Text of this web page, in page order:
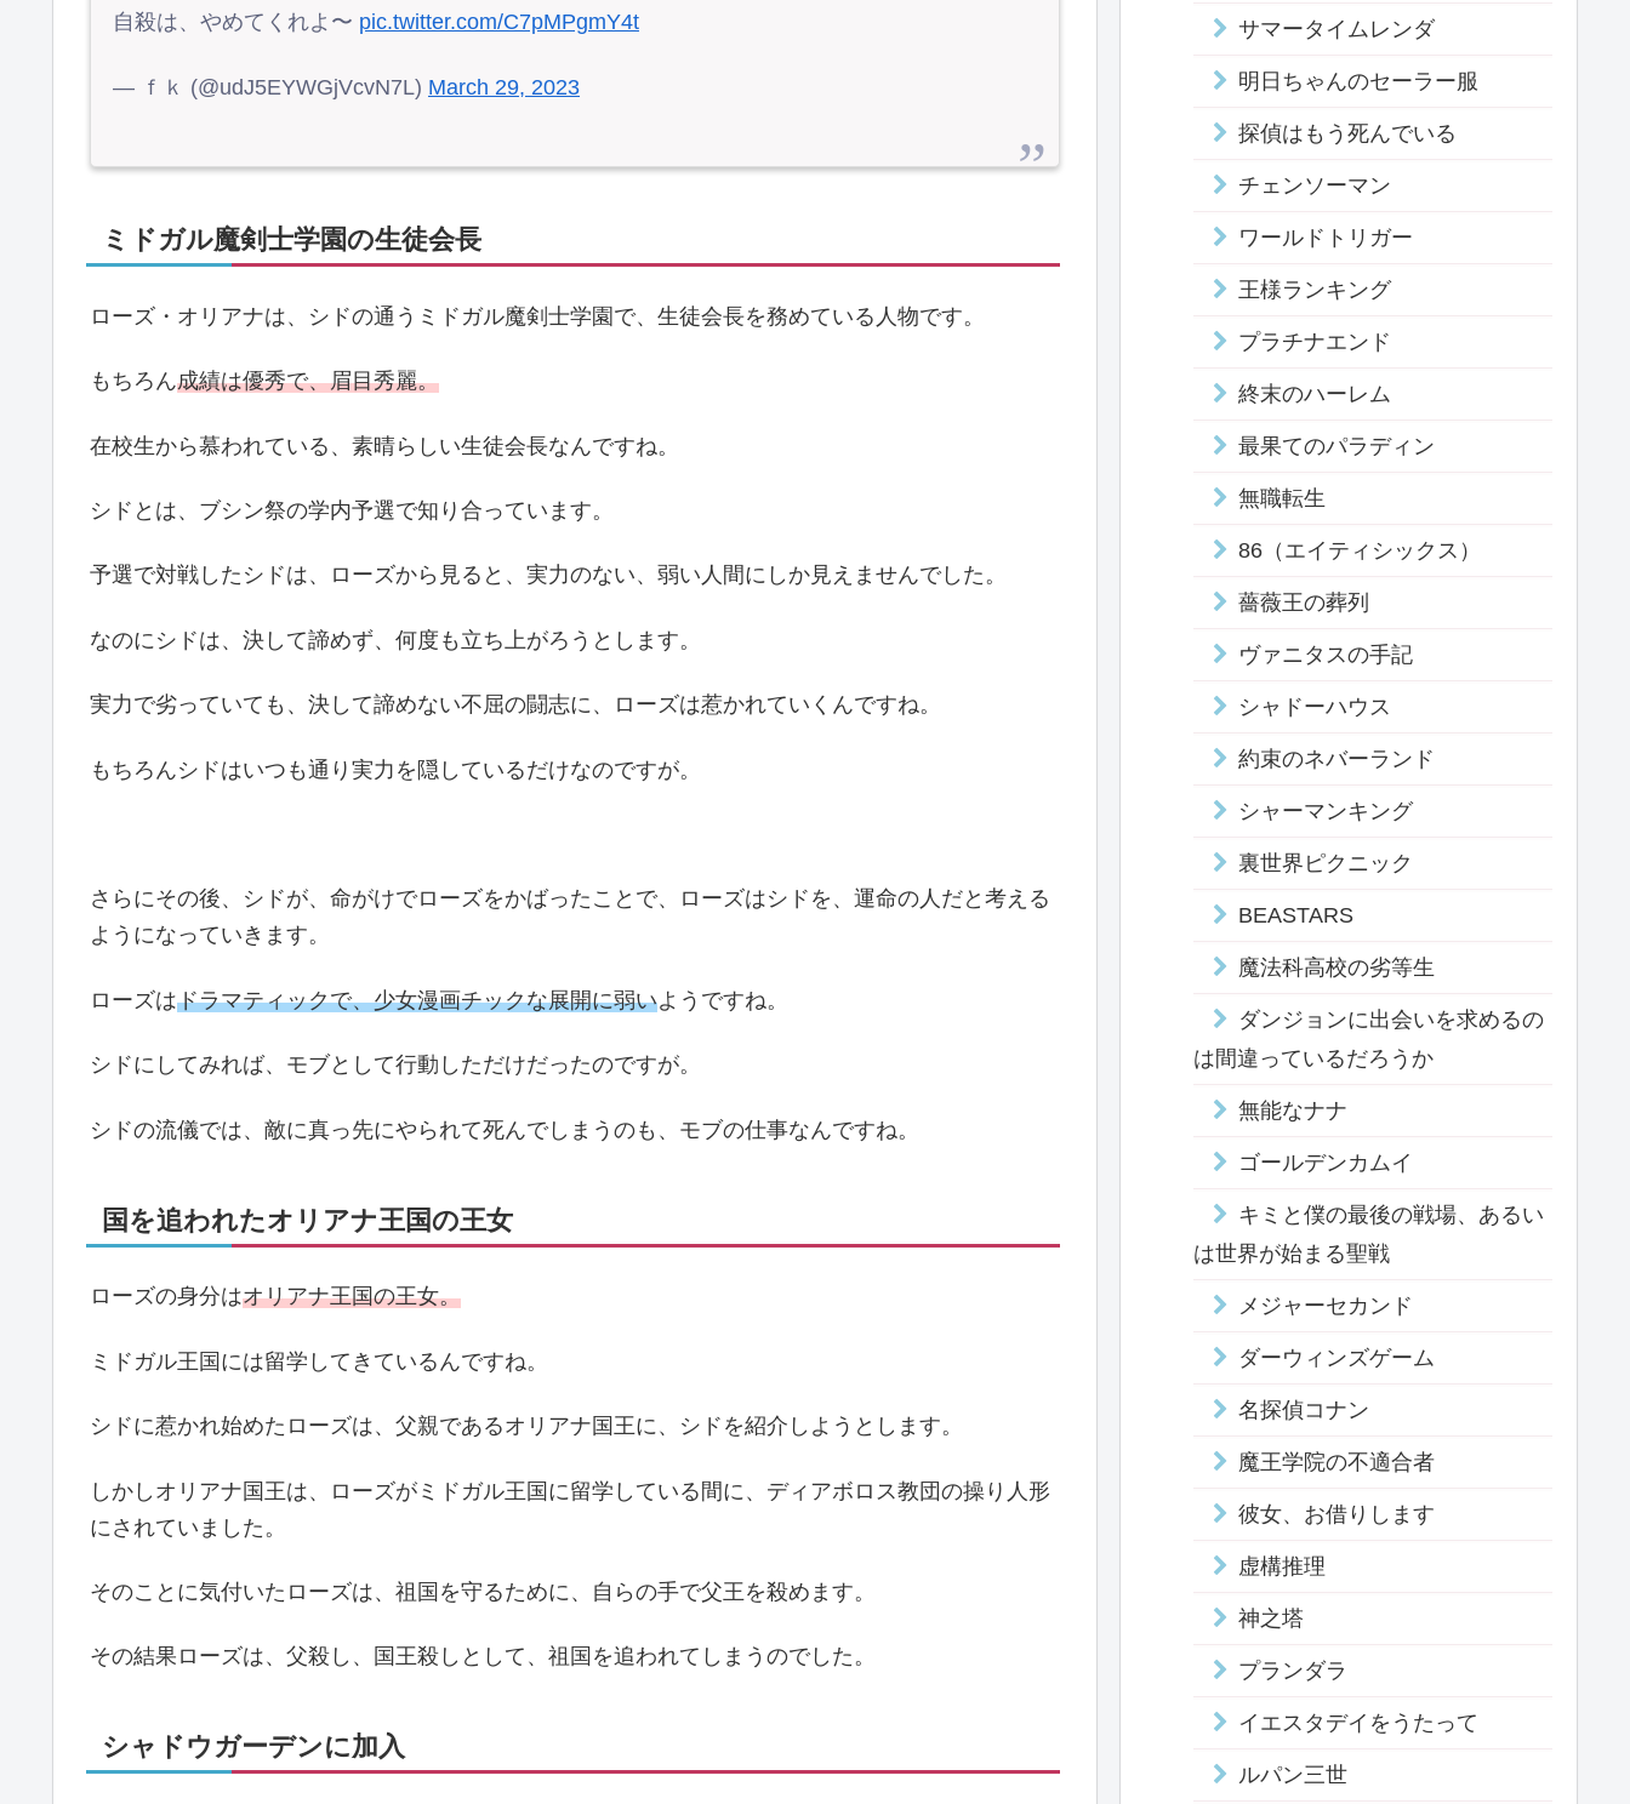
自殺は、やめてくれよ〜 pic.twitter.com/C7pMPgmY4t
— ｆｋ (@udJ5EYWGjVcvN7L) March 29, 2023
ミドガル魔剣士学園の生徒会長
ローズ・オリアナは、シドの通うミドガル魔剣士学園で、生徒会長を務めている人物です。
もちろん成績は優秀で、眉目秀麗。
在校生から慕われている、素晴らしい生徒会長なんですね。
シドとは、ブシン祭の学内予選で知り合っています。
予選で対戦したシドは、ローズから見ると、実力のない、弱い人間にしか見えませんでした。
なのにシドは、決して諦めず、何度も立ち上がろうとします。
実力で劣っていても、決して諦めない不屈の闘志に、ローズは惹かれていくんですね。
もちろんシドはいつも通り実力を隠しているだけなのですが。
さらにその後、シドが、命がけでローズをかばったことで、ローズはシドを、運命の人だと考える
ようになっていきます。
ローズはドラマティックで、少女漫画チックな展開に弱いようですね。
シドにしてみれば、モブとして行動しただけだったのですが。
シドの流儀では、敵に真っ先にやられて死んでしまうのも、モブの仕事なんですね。
国を追われたオリアナ王国の王女
ローズの身分はオリアナ王国の王女。
ミドガル王国には留学してきているんですね。
シドに惹かれ始めたローズは、父親であるオリアナ国王に、シドを紹介しようとします。
しかしオリアナ国王は、ローズがミドガル王国に留学している間に、ディアボロス教団の操り人形
にされていました。
そのことに気付いたローズは、祖国を守るために、自らの手で父王を殺めます。
その結果ローズは、父殺し、国王殺しとして、祖国を追われてしまうのでした。
シャドウガーデンに加入
サマータイムレンダ
明日ちゃんのセーラー服
探偵はもう死んでいる
チェンソーマン
ワールドトリガー
王様ランキング
プラチナエンド
終末のハーレム
最果てのパラディン
無職転生
86（エイティシックス）
薔薇王の葬列
ヴァニタスの手記
シャドーハウス
約束のネバーランド
シャーマンキング
裏世界ピクニック
BEASTARS
魔法科高校の劣等生
ダンジョンに出会いを求めるの
は間違っているだろうか
無能なナナ
ゴールデンカムイ
キミと僕の最後の戦場、あるい
は世界が始まる聖戦
メジャーセカンド
ダーウィンズゲーム
名探偵コナン
魔王学院の不適合者
彼女、お借りします
虚構推理
神之塔
プランダラ
イエスタデイをうたって
ルパン三世